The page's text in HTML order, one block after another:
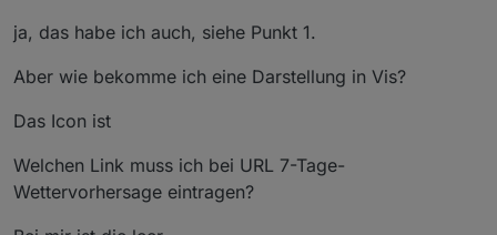
ja, das habe ich auch, siehe Punkt 1.
Aber wie bekomme ich eine Darstellung in Vis?
Das Icon ist
Welchen Link muss ich bei URL 7-Tage-
Wettervorhersage eintragen?